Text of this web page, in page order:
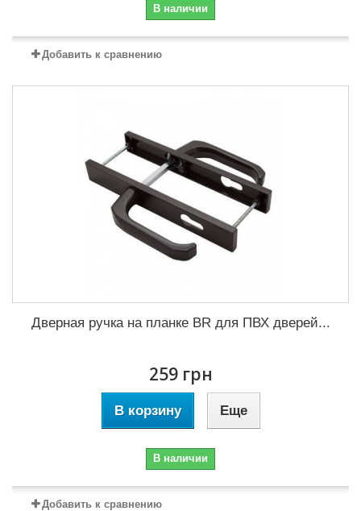
В наличии
Добавить к сравнению
Дверная ручка на планке BR для ПВХ дверей...
259 грн
В корзину Еще
В наличии
Добавить к сравнению